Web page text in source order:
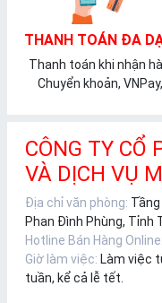
THANH TOÁN ĐA
Thanh toán khi nhận
Chuyển khoản,
CÔNG TY CỔ
VÀ DỊCH VỤ
Địa chỉ văn phòng:
Phan Đình Phùng, Tỉnh
Hotline Bán Hàng Online:
Giờ làm việc: Làm việc
tuần, kể cả lễ tết.